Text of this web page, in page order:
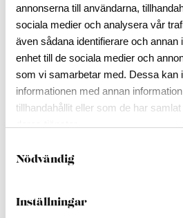
annonserna till användarna,
sociala medier och analysera vår
även sådana identifierare och annan
enhet till de sociala medier och
som vi samarbetar med. Dessa kan
informationen med annan
tillhandahållit eller som de har
Nödvändig
Inställningar
Vi har precis avslutat gruppen
upp gruppen ”Boka 2.” Under
kommer vi att starta upp
en del av denna satsning –
liten! Du kan anmäla dig redan
blir bättre och bättre genom